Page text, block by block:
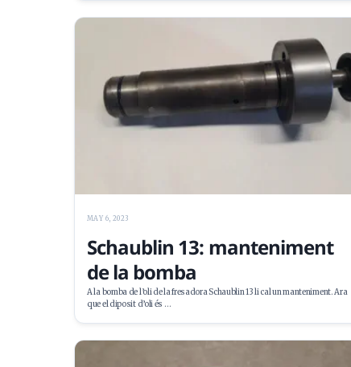
MAY 6, 2023
Schaublin 13: manteniment
de la bomba
A la bomba de l’oli de la fresadora Schaublin 13 li cal un manteniment. Ara
que el diposit d’oli és …